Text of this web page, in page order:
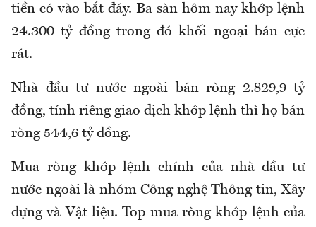
tiền có vào bắt đáy. Ba sàn hôm nay khớp lệnh
24.300 tỷ đồng trong đó khối ngoại bán cực
rát.
Nhà đầu tư nước ngoài bán ròng 2.829,9 tỷ
đồng, tính riêng giao dịch khớp lệnh thì họ bán
ròng 544,6 tỷ đồng.
Mua ròng khớp lệnh chính của nhà đầu tư
nước ngoài là nhóm Công nghệ Thông tin, Xây
dựng và Vật liệu. Top mua ròng khớp lệnh của